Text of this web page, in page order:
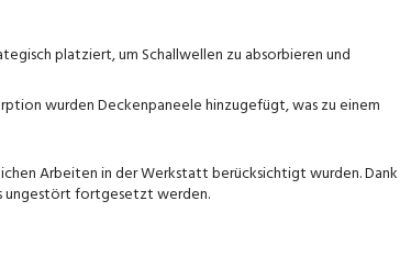
platziert, um Schallwellen zu absorbieren und
wurden Deckenpaneele hinzugefügt, was zu einem
Arbeiten in der Werkstatt berücksichtigt wurden. Dank
ungestört fortgesetzt werden.